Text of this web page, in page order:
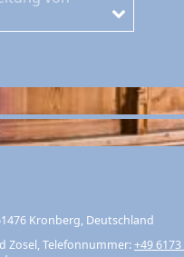
Kronberg, Deutschland
Zosel, Telefonnummer:+49 6173